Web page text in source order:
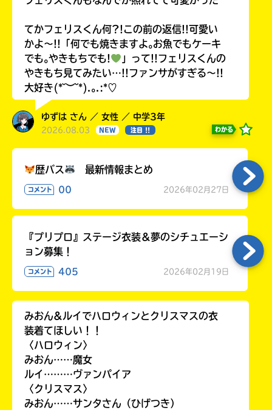
てかフェリスくん何?!この前の返信!!可愛い
かよ〜!!「何でも焼きますよ｡お魚でもケーキ
でも｡やきもちでも!
」って!!フェリスくんの
やきもち見てみたい…!!ファンサがすぎる〜!!
大好き(*˘︶˘*).｡.:*♡
ゆずは さん ／ 女性 ／ 中学3年
2026.08.03 NEW 注目 !! わかる
歴バス 最新情報まとめ
コメント 00 2026年02月27日
『プリプロ』ステージ衣装＆夢のシチュエーシ
ョン募集！
コメント 405 2026年02月19日
みおん&ルイでハロウィンとクリスマスの衣
装着てほしい！！
〈ハロウィン〉
みおん……魔女
ルイ………ヴァンパイア
〈クリスマス〉
みおん……サンタさん（ひげつき）